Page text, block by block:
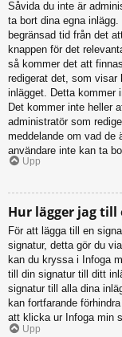
Såvida du inte är
ta bort dina egna
begränsad tid från det
knappen för det
så kommer det att
redigerat det, som visar
inlägget. Detta kommer
Det kommer inte heller
administratör som
meddelande om vad de
användare inte kan ta
Upp
Hur lägger jag
För att lägga till en
signatur, detta gör du
kan du kryssa i Infoga
till din signatur till ditt
signatur till alla dina
kan fortfarande
att klicka ur Infoga min
Upp